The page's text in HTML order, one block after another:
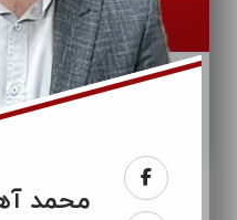
محمد